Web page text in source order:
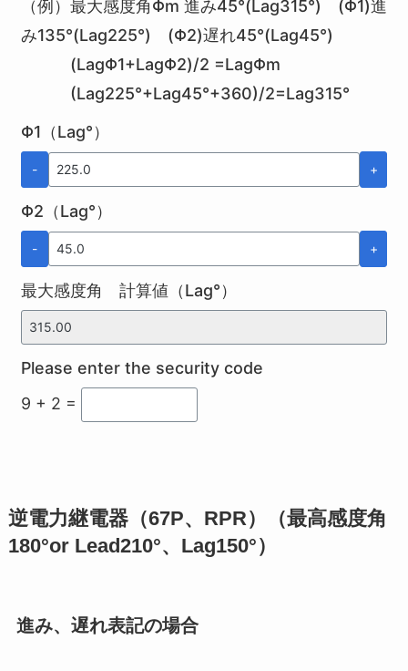
（例）最大感度角Φm 進み45°(Lag315°) (Φ1)進
み135°(Lag225°) (Φ2)遅れ45°(Lag45°)
(LagΦ1+LagΦ2)/2 =LagΦm
(Lag225°+Lag45°+360)/2=Lag315°
Φ1（Lag°）
- +
Φ2（Lag°）
- +
最大感度角 計算値（Lag°）
Please enter the security code
9 + 2 =
逆電力継電器（67P、RPR）（最高感度角
180°or Lead210°、Lag150°）
進み、遅れ表記の場合